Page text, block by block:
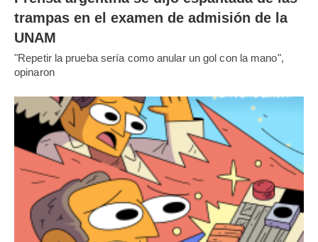
trampas en el examen de admisión de la
UNAM
"Repetir la prueba sería como anular un gol con la mano",
opinaron